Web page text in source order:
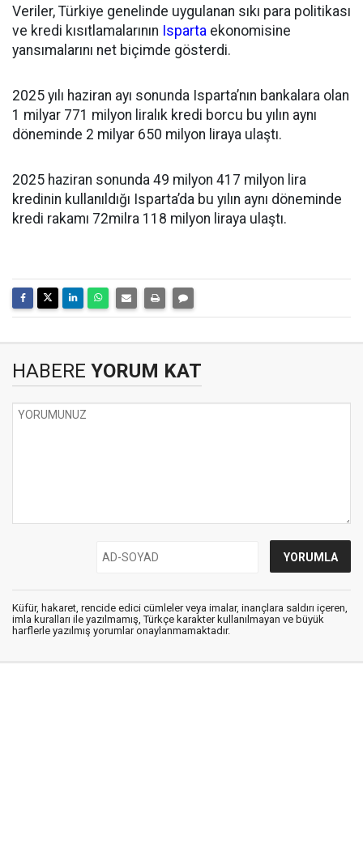
Veriler, Türkiye genelinde uygulanan sıkı para politikası
ve kredi kısıtlamalarının Isparta ekonomisine
yansımalarını net biçimde gösterdi.
2025 yılı haziran ayı sonunda Isparta’nın bankalara olan
1 milyar 771 milyon liralık kredi borcu bu yılın aynı
döneminde 2 milyar 650 milyon liraya ulaştı.
2025 haziran sonunda 49 milyon 417 milyon lira
kredinin kullanıldığı Isparta’da bu yılın aynı döneminde
kredi rakamı 72milra 118 milyon liraya ulaştı.
HABERE YORUM KAT
Küfür, hakaret, rencide edici cümleler veya imalar, inançlara saldırı içeren,
imla kuralları ile yazılmamış, Türkçe karakter kullanılmayan ve büyük
harflerle yazılmış yorumlar onaylanmamaktadır.